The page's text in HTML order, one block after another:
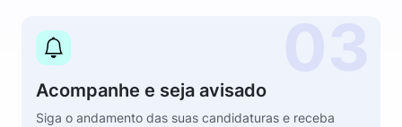
Acompanhe e seja avisado
Siga o andamento das suas candidaturas e receba